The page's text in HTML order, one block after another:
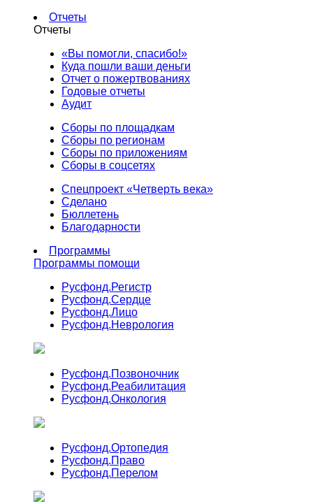
Отчеты
Отчеты
«Вы помогли, спасибо!»
Куда пошли ваши деньги
Отчет о пожертвованиях
Годовые отчеты
Аудит
Сборы по площадкам
Сборы по регионам
Сборы по приложениям
Сборы в соцсетях
Спецпроект «Четверть века»
Сделано
Бюллетень
Благодарности
Программы
Программы помощи
Русфонд.Регистр
Русфонд.Сердце
Русфонд.Лицо
Русфонд.Неврология
Русфонд.Позвоночник
Русфонд.Реабилитация
Русфонд.Онкология
Русфонд.Ортопедия
Русфонд.Право
Русфонд.Перелом